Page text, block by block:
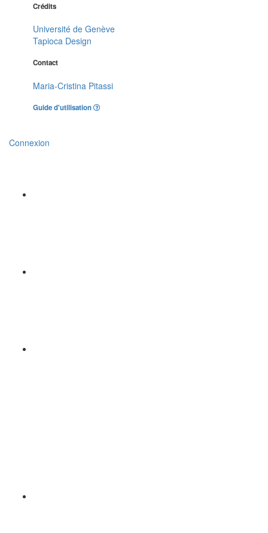
Crédits
Université de Genève
Tapioca Design
Contact
Maria-Cristina Pitassi
Guide d'utilisation
Connexion